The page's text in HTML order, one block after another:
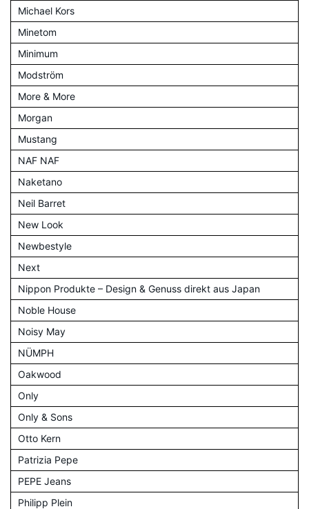
Michael Kors
Minetom
Minimum
Modström
More & More
Morgan
Mustang
NAF NAF
Naketano
Neil Barret
New Look
Newbestyle
Next
Nippon Produkte – Design & Genuss direkt aus Japan
Noble House
Noisy May
NÜMPH
Oakwood
Only
Only & Sons
Otto Kern
Patrizia Pepe
PEPE Jeans
Philipp Plein